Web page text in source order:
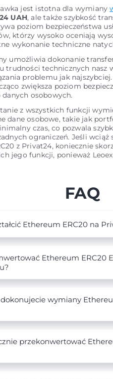
jest istotna dla wymiany
UAH, ale także szybkość
poziom bezpieczeństwa
którzy wysoko oceniają
wykonanie techniczne
umożliwia dokonanie
trudności technicznych nasz
problemu jak
zwiększa poziom
osobowych.
z wszystkich funkcji
dane osobowe, takie jak
czas, co pozwala
ograniczeń. Jeśli wciąż
z Privat24, koniecznie
jego funkcji, ponieważ
FAQ
Ethereum ERC20 na
Ethereum ERC20
wymiany
przekonwertować